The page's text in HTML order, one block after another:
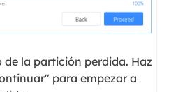
la partición perdida. Haz
para empezar a